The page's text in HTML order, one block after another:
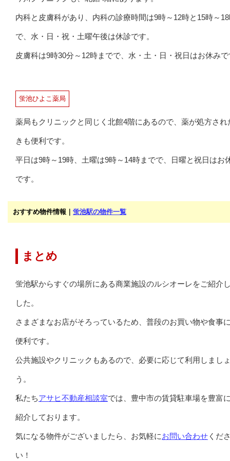
内科と皮膚科があり、内科の診療時間は9時～12時と15時～
で、水・日・祝・土曜午後は休診です。
皮膚科は9時30分～12時までで、水・土・日・祝日はお休みで
蛍池ひよこ薬局
薬局もクリニックと同じく北館4階にあるので、薬が処方され
きも便利です。
平日は9時～19時、土曜は9時～14時までで、日曜と祝日はお
です。
おすすめ物件情報｜ 蛍池駅の物件一覧
まとめ
蛍池駅からすぐの場所にある商業施設のルシオーレをご紹介
した。
さまざまなお店がそろっているため、普段のお買い物や食事
便利です。
公共施設やクリニックもあるので、必要に応じて利用しましょ
う。
私たちアサヒ不動産相談室では、豊中市の賃貸駐車場を豊富
紹介しております。
気になる物件がございましたら、お気軽にお問い合わせ くださ
い！